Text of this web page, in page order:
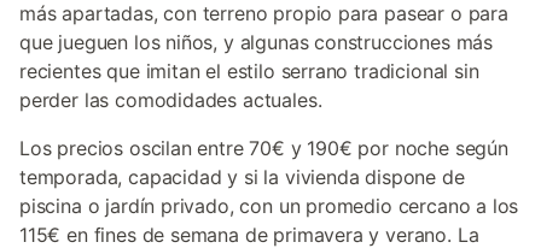
más apartadas, con terreno propio para pasear o para
que jueguen los niños, y algunas construcciones más
recientes que imitan el estilo serrano tradicional sin
perder las comodidades actuales.
Los precios oscilan entre 70€ y 190€ por noche según
temporada, capacidad y si la vivienda dispone de
piscina o jardín privado, con un promedio cercano a los
115€ en fines de semana de primavera y verano. La